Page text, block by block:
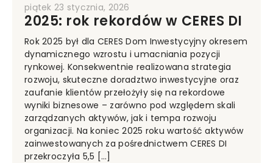
piątek 23 stycznia, 2026
2025: rok rekordów w CERES DI
Rok 2025 był dla CERES Dom Inwestycyjny okresem
dynamicznego wzrostu i umacniania pozycji
rynkowej. Konsekwentnie realizowana strategia
rozwoju, skuteczne doradztwo inwestycyjne oraz
zaufanie klientów przełożyły się na rekordowe
wyniki biznesowe – zarówno pod względem skali
zarządzanych aktywów, jak i tempa rozwoju
organizacji. Na koniec 2025 roku wartość aktywów
zainwestowanych za pośrednictwem CERES DI
przekroczyła 5,5 […]